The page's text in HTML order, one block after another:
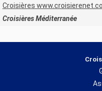
Croisières
Croisières Méditerranée